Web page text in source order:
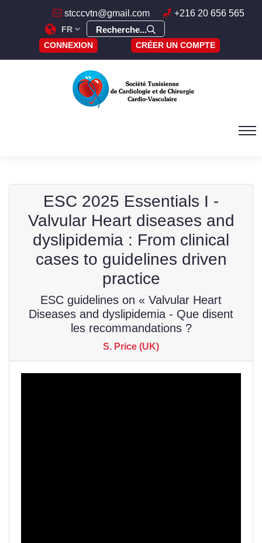
stcccvtn@gmail.com +216 20 656 565
FR Recherche...
CONNEXION CRÉER UN COMPTE
ESC 2025 Essentials I -
Valvular Heart diseases and
dyslipidemia : From clinical
cases to guidelines driven
practice
ESC guidelines on « Valvular Heart
Diseases and dyslipidemia - Que disent
les recommandations ?
S. Price (UK)